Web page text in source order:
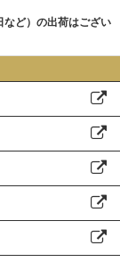
など）の出荷はござい